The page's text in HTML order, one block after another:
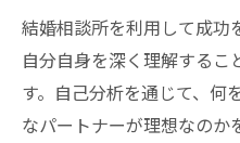
結婚相談所を利用して成功
自分自身を深く理解するこ
す。自己分析を通じて、何
なパートナーが理想なのか